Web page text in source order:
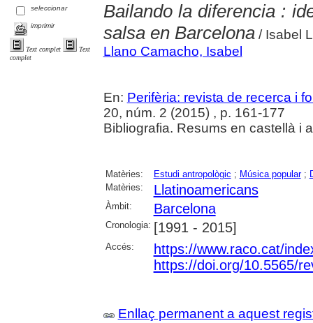
seleccionar
imprimir
Text complet
Text
complet
Bailando la diferencia :
salsa en Barcelona/ Isabel
Llano Camacho, Isabel
En: Perifèria: revista de recerca i
20, núm. 2 (2015) , p. 161-177
Bibliografia. Resums en castellà i
Matèries: Estudi antropològic ; Música popular;
Matèries:
Llatinoamericans
Àmbit: Barcelona
Cronologia: [1991 - 2015]
Accés:
https://www.raco.cat/
https://doi.org/10.5565/
Enllaç permanent a aquest